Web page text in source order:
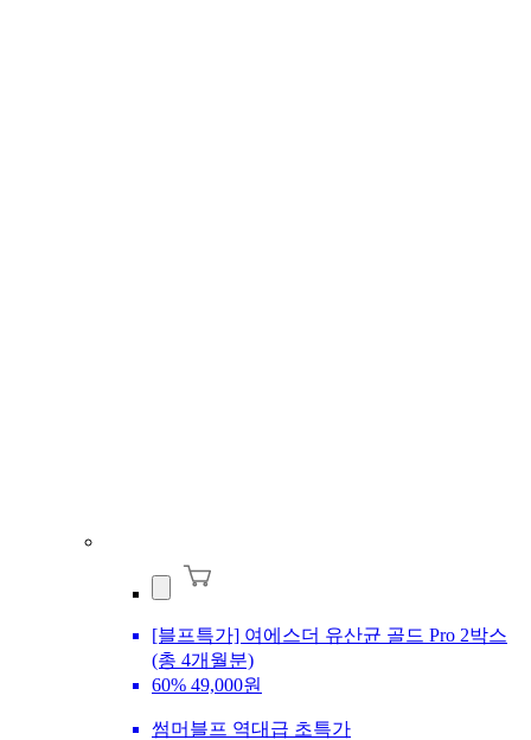
[블프특가] 여에스더 유산균 골드 Pro 2박스
(총 4개월분)
60% 49,000원
썸머블프 역대급 초특가